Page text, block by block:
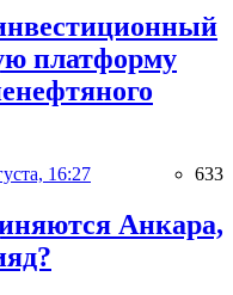
платформу
16:27 633
Анкара,